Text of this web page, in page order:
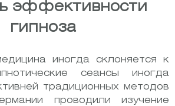
эффективности
гипноза
иногда склоняется к
сеансы иногда
традиционных методов
проводили изучение